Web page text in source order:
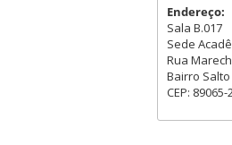
Endereço:
Sala B.017
Sede
Rua
Bairro
CEP: 89065-